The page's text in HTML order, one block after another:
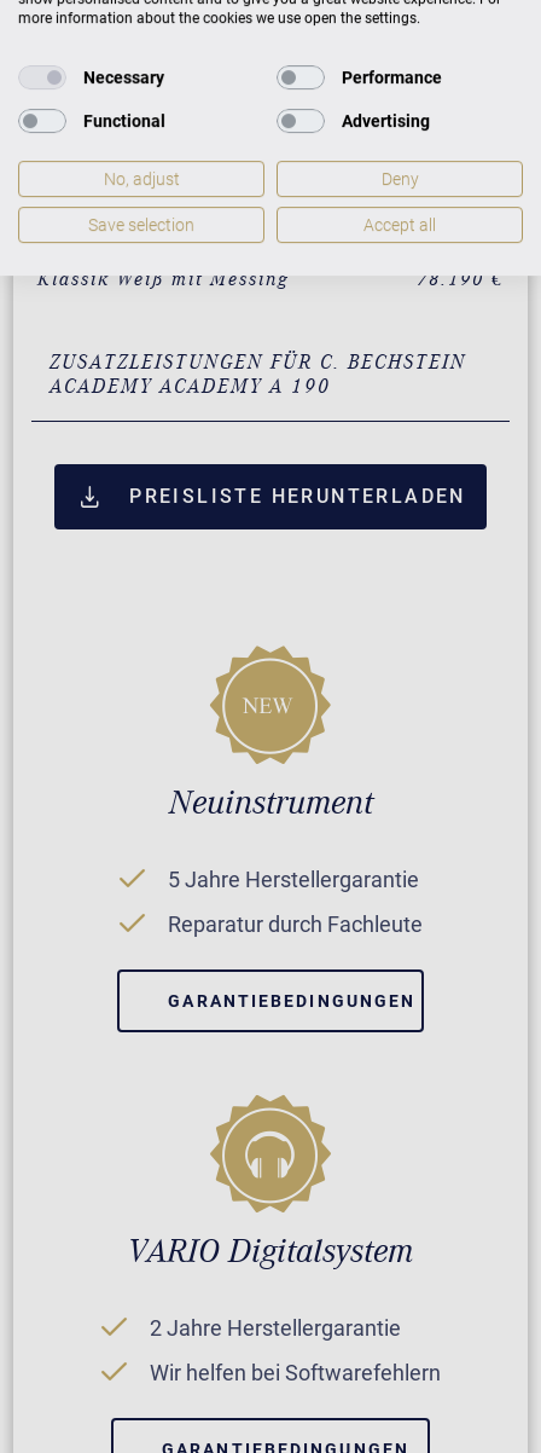
Weiß mit Messing
Mahagoni mit Messing 66.900 €
Eiche mit Messing 66.900 €
Klassik Weiß mit Messing 78.190 €
ZUSATZLEISTUNGEN FÜR C. BECHSTEIN
ACADEMY ACADEMY A 190
PREISLISTE HERUNTERLADEN
Neuinstrument
5 Jahre Herstellergarantie
Reparatur durch Fachleute
GARANTIEBEDINGUNGEN
VARIO Digitalsystem
2 Jahre Herstellergarantie
Wir helfen bei Softwarefehlern
GARANTIEBEDINGUNGEN
more information about the cookies we use open the settings.
Necessary Performance
Functional Advertising
No, adjust Deny
Save selection Accept all